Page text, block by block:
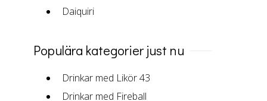
Daiquiri
Populära kategorier just nu
Drinkar med Likör 43
Drinkar med Fireball